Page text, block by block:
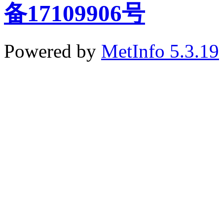
备17109906号
Powered by MetInfo 5.3.19